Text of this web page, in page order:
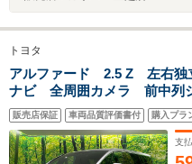
トヨタ
アルファード 2.5 Z 左右独
ナビ 全周囲カメラ 前中列
後席電動オットマン LED
ETC2.0 電動リアゲート 置
ーミラー
販売店保証 車両品質評価書付 購入プラ
支